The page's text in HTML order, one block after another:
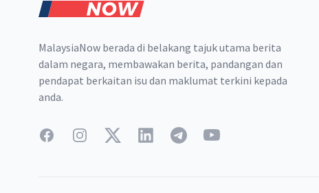
MalaysiaNow berada di belakang tajuk utama berita
dalam negara, membawakan berita, pandangan dan
pendapat berkaitan isu dan maklumat terkini kepada
anda.
FacebookInstagramTwitterLinkedInTelegramYouTube